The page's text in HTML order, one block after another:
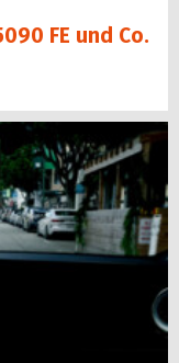
FE und Co.